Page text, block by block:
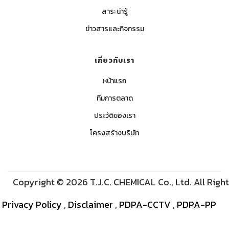
สาระน่ารู้
ข่าวสารและกิจกรรม
เกี่ยวกับเรา
หน้าแรก
ทีมการตลาด
ประวัติของเรา
โครงสร้างบริษัท
Copyright © 2026 T.J.C. CHEMICAL Co., Ltd. All
Privacy Policy , Disclaimer , PDPA-CCTV , PDPA-PP